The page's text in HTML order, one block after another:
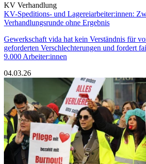
KV Verhandlung
KV-Speditions- und Lagereiarbeiter:innen:
Verhandlungsrunde ohne Ergebnis
Gewerkschaft vida hat kein Verständnis für
geforderten Verschlechterungen und fordert
9.000 Arbeiter:innen
04.03.26